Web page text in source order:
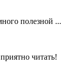
полезной ...
читать!